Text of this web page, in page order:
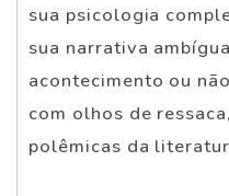
sua psicologia
sua narrativa
acontecimento ou
com olhos de
polêmicas da